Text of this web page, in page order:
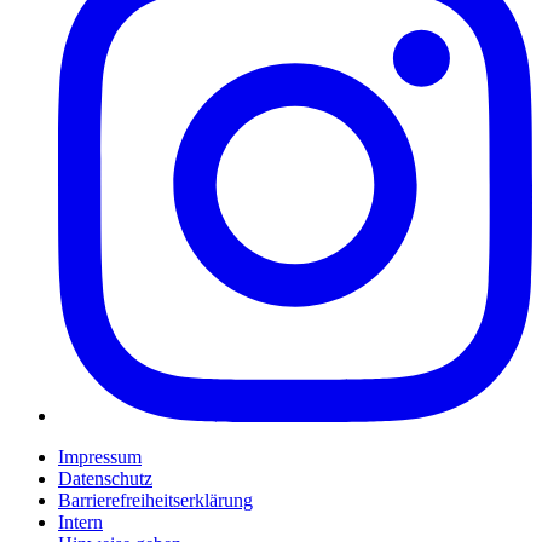
Impressum
Datenschutz
Barrierefreiheitserklärung
Intern